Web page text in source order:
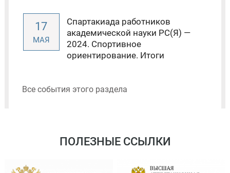
17
МАЯ
Спартакиада работников
академической науки РС(Я) —
2024. Спортивное
ориентирование. Итоги
Все события этого раздела
ПОЛЕЗНЫЕ ССЫЛКИ